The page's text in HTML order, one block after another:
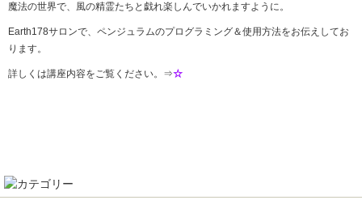
魔法の世界で、風の精霊たちと戯れ楽しんでいかれますように。
Earth178サロンで、ペンジュラムのプログラミング＆使用方法をお伝えしてお
ります。
詳しくは講座内容をご覧ください。⇒☆